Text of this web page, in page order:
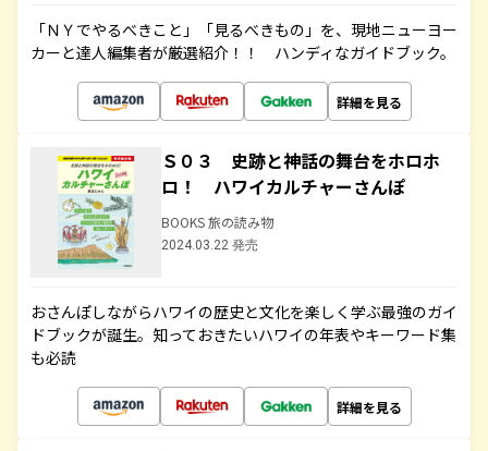
「ＮＹでやるべきこと」「見るべきもの」を、現地ニューヨー
カーと達人編集者が厳選紹介！！ ハンディなガイドブック。
詳細を見る
Ｓ０３ 史跡と神話の舞台をホロホ
ロ！ ハワイカルチャーさんぽ
BOOKS 旅の読み物
2024.03.22 発売
おさんぽしながらハワイの歴史と文化を楽しく学ぶ最強のガイ
ドブックが誕生。知っておきたいハワイの年表やキーワード集
も必読
詳細を見る